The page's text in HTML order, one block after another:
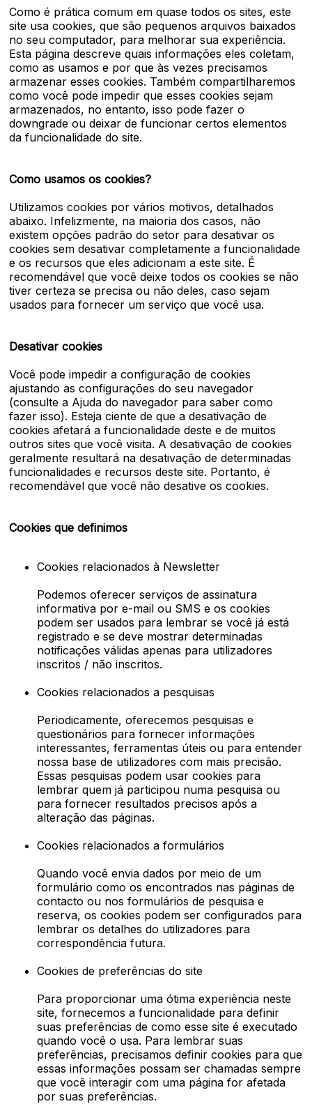
Como é prática comum em quase todos os sites, este
site usa cookies, que são pequenos arquivos baixados
no seu computador, para melhorar sua experiência.
Esta página descreve quais informações eles coletam,
como as usamos e por que às vezes precisamos
armazenar esses cookies. Também compartilharemos
como você pode impedir que esses cookies sejam
armazenados, no entanto, isso pode fazer o
downgrade ou deixar de funcionar certos elementos
da funcionalidade do site.
Como usamos os cookies?
Utilizamos cookies por vários motivos, detalhados
abaixo. Infelizmente, na maioria dos casos, não
existem opções padrão do setor para desativar os
cookies sem desativar completamente a funcionalidade
e os recursos que eles adicionam a este site. É
recomendável que você deixe todos os cookies se não
tiver certeza se precisa ou não deles, caso sejam
usados ​​para fornecer um serviço que você usa.
Desativar cookies
Você pode impedir a configuração de cookies
ajustando as configurações do seu navegador
(consulte a Ajuda do navegador para saber como
fazer isso). Esteja ciente de que a desativação de
cookies afetará a funcionalidade deste e de muitos
outros sites que você visita. A desativação de cookies
geralmente resultará na desativação de determinadas
funcionalidades e recursos deste site. Portanto, é
recomendável que você não desative os cookies.
Cookies que definimos
Cookies relacionados à Newsletter
Podemos oferecer serviços de assinatura
informativa por e-mail ou SMS e os cookies
podem ser usados ​​para lembrar se você já está
registrado e se deve mostrar determinadas
notificações válidas apenas para utilizadores
inscritos / não inscritos.
Cookies relacionados a pesquisas
Periodicamente, oferecemos pesquisas e
questionários para fornecer informações
interessantes, ferramentas úteis ou para entender
nossa base de utilizadores com mais precisão.
Essas pesquisas podem usar cookies para
lembrar quem já participou numa pesquisa ou
para fornecer resultados precisos após a
alteração das páginas.
Cookies relacionados a formulários
Quando você envia dados por meio de um
formulário como os encontrados nas páginas de
contacto ou nos formulários de pesquisa e
reserva, os cookies podem ser configurados para
lembrar os detalhes do utilizadores para
correspondência futura.
Cookies de preferências do site
Para proporcionar uma ótima experiência neste
site, fornecemos a funcionalidade para definir
suas preferências de como esse site é executado
quando você o usa. Para lembrar suas
preferências, precisamos definir cookies para que
essas informações possam ser chamadas sempre
que você interagir com uma página for afetada
por suas preferências.